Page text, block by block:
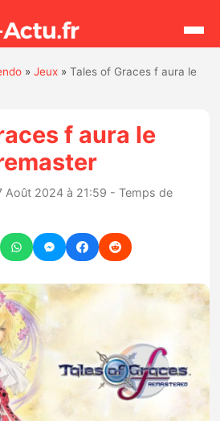
»Jeux »Tales of Graces f aura le
f aura le
Août 2024 à 21:59 - Temps de